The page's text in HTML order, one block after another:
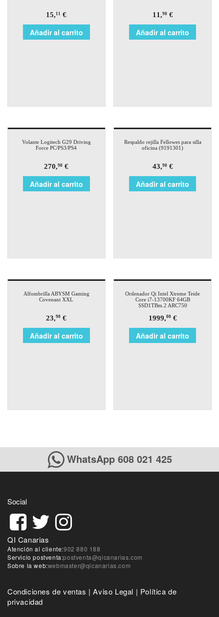
15,11 €
Añadir al carrito
11,90€
Añadir al carrito
Volante Logitech G29 Driving
Force PC/PS3/PS4
270,90 €
Añadir al carrito
Respaldo rejilla Fellowes para silla
oficina (9191301)
43,90€
Añadir al carrito
Alfombrilla ABYSM Gaming
Covenant XXL
23,90 €
Añadir al carrito
Ordenador Qi Intel Xtreme Teide
Core i7-13700KF 64GB
SSD1TBm.2 ARC750
1999,00€
Añadir al carrito
WhatsApp 608 021 425
Social
QI Canarias
Atención al cliente:902 880 188
Servicio postventa:postventa@qicanarias.com
Sobre la web:webmaster@qicanarias.com
Condiciones de ventas |Aviso Legal | Política de
privacidad